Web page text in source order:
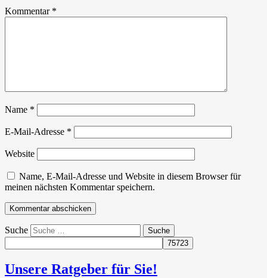
Kommentar *
Name *
E-Mail-Adresse *
Website
Name, E-Mail-Adresse und Website in diesem Browser für
meinen nächsten Kommentar speichern.
Suche
Unsere Ratgeber für Sie!